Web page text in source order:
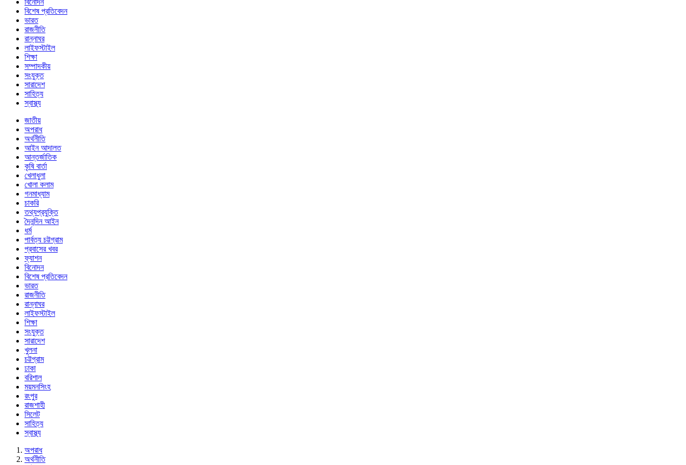
বিনোদন
বিশেষ প্রতিবেদন
ভারত
রাজনীতি
রান্নাঘর
লাইফস্টাইল
শিক্ষা
সম্পাদকীয়
সংযুক্ত
সারাদেশ
সাহিত্য
স্বাস্থ্য
জাতীয়
অপরাধ
অর্থনীতি
আইন আদালত
আন্তর্জাতিক
কৃষি বার্তা
খেলাধুলা
খোলা কলাম
গনমাধ্যাম
চাকরি
তথ্যপ্রযুক্তি
দৈনন্দিন আইন
ধর্ম
পার্বত্য চট্টগ্রাম
প্রবাসের খবর
ফ্যাশন
বিনোদন
বিশেষ প্রতিবেদন
ভারত
রাজনীতি
রান্নাঘর
লাইফস্টাইল
শিক্ষা
সংযুক্ত
সারাদেশ
খুলনা
চট্টগ্রাম
ঢাকা
বরিশাল
ময়মনসিংহ
রংপুর
রাজশাহী
সিলেট
সাহিত্য
স্বাস্থ্য
অপরাধ
অর্থনীতি